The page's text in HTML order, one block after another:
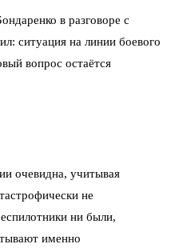
в разговоре с
ситуация на линии боевого
вопрос остаётся
очевидна, учитывая
не
ни были,
именно